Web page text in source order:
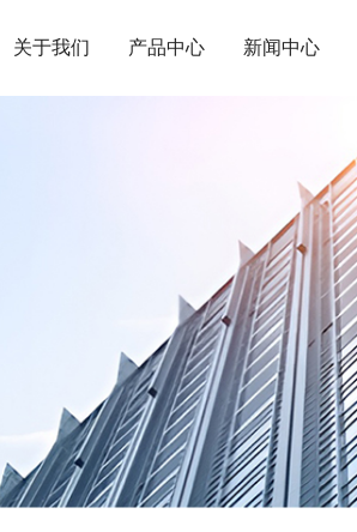
关于我们 产品中心 新闻中心